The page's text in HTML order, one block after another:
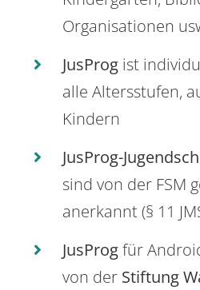
Organisationen
JusProg ist
alle Altersstufen,
Kindern
JusProg-
sind von der FSM
anerkannt (§ 11
JusProgfür
von der Stiftung